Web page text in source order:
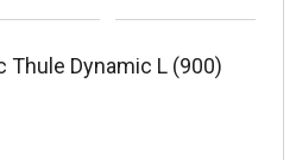
Dynamic L (900)